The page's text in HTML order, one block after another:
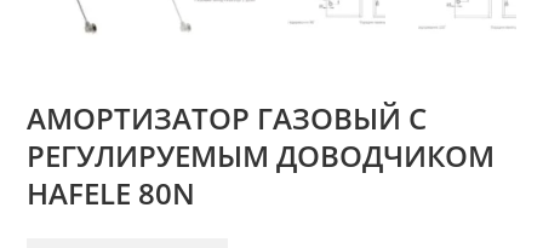
АМОРТИЗАТОР ГАЗОВЫЙ С
РЕГУЛИРУЕМЫМ ДОВОДЧИКОМ
HAFELE 80N